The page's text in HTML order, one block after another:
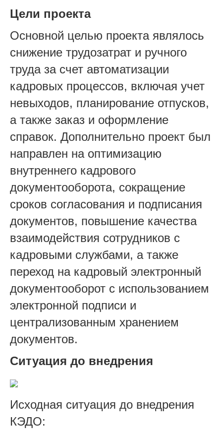
Цели проекта
Основной целью проекта являлось
снижение трудозатрат и ручного
труда за счет автоматизации
кадровых процессов, включая учет
невыходов, планирование отпусков,
а также заказ и оформление
справок. Дополнительно проект был
направлен на оптимизацию
внутреннего кадрового
документооборота, сокращение
сроков согласования и подписания
документов, повышение качества
взаимодействия сотрудников с
кадровыми службами, а также
переход на кадровый электронный
документооборот с использованием
электронной подписи и
централизованным хранением
документов.
Ситуация до внедрения
Исходная ситуация до внедрения
КЭДО: